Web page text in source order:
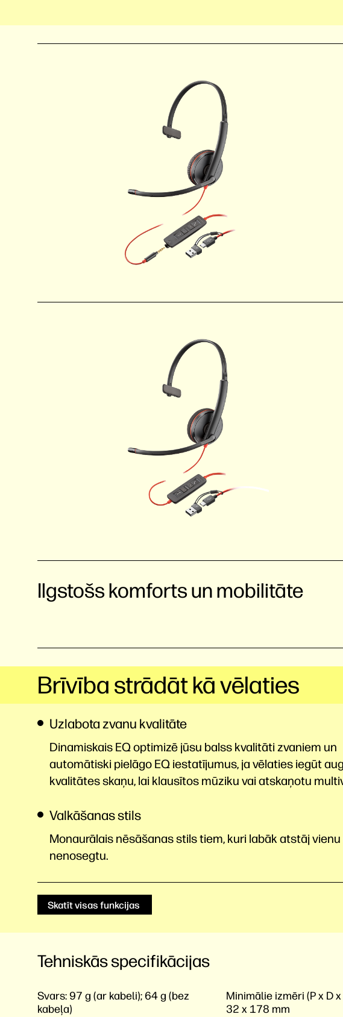
Ilgstošs komforts un mobilitāte
Brīvība strādāt kā vēlaties
Uzlabota zvanu kvalitāte
Dinamiskais EQ optimizē jūsu balss kvalitāti zvaniem un
automātiski pielāgo EQ iestatījumus, ja vēlaties iegūt
kvalitātes skaņu, lai klausītos mūziku vai atskaņotu
Valkāšanas stils
Monaurālais nēsāšanas stils tiem, kuri labāk atstāj vienu
nenosegtu.
Skatīt visas funkcijas
Tehniskās specifikācijas
Svars:97 g (ar kabeli); 64 g (bez
kabeļa)
Minimālie izmēri (P x D x
32 x 178 mm